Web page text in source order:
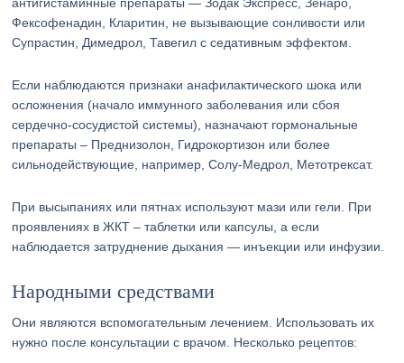
Фексофенадин, Кларитин, не вызывающие сонливости или
Супрастин, Димедрол, Тавегил с седативным эффектом.
Если наблюдаются признаки анафилактического шока или
осложнения (начало иммунного заболевания или сбоя
сердечно-сосудистой системы), назначают гормональные
препараты – Преднизолон, Гидрокортизон или более
сильнодействующие, например, Солу-Медрол, Метотрексат.
При высыпаниях или пятнах используют мази или гели. При
проявлениях в ЖКТ – таблетки или капсулы, а если
наблюдается затруднение дыхания — инъекции или инфузии.
Народными средствами
Они являются вспомогательным лечением. Использовать их
нужно после консультации с врачом. Несколько рецептов: